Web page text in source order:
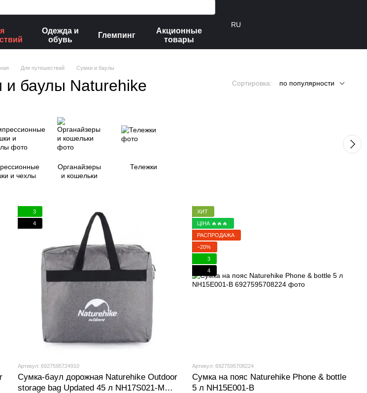
Одежда и
обувь
Глемпинг
Акционные
товары
RU
Для путешествий Сумки и баулы
и баулы Naturehike Сортировка: по популярности
и чехлы
Органайзеры
и кошельки
Тележки
3
4
Артикул: 6927595724910
Сумка-баул дорожная Naturehike Outdoor
storage bag Updated 45 л NH17S021-M
ХИТ
ЦІНА 🔥🔥🔥
РАСПРОДАЖА
−20%
3
4
Артикул: 6927595708224
Сумка на пояс Naturehike Phone & bottle
5 л NH15E001-B